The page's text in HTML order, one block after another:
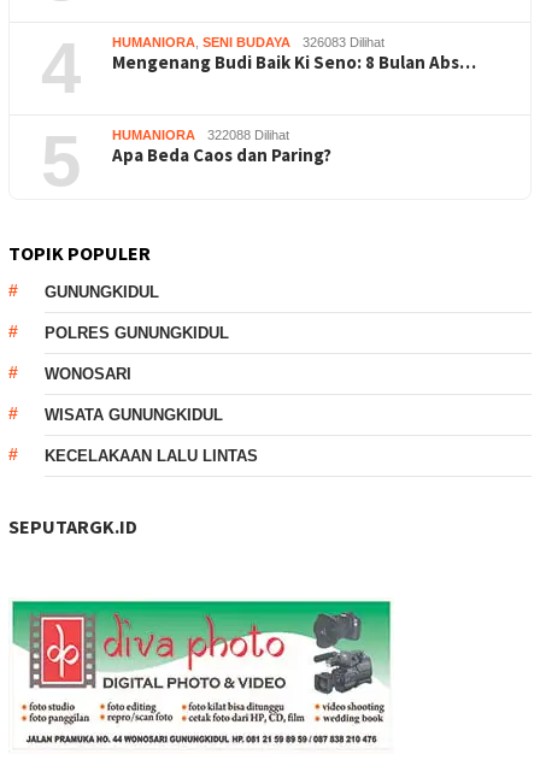
4 HUMANIORA SENI BUDAYA 326083 Dilihat
Mengenang Budi Baik Ki Seno: 8 Bulan Abs…
5 HUMANIORA 322088 Dilihat
Apa Beda Caos dan Paring?
TOPIK POPULER
GUNUNGKIDUL
POLRES GUNUNGKIDUL
WONOSARI
WISATA GUNUNGKIDUL
KECELAKAAN LALU LINTAS
SEPUTARGK.ID